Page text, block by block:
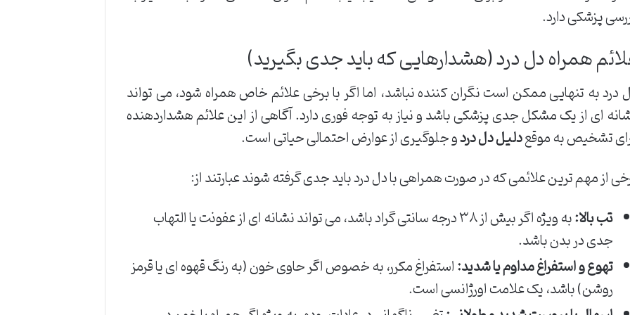
پزشکی دارد.
همراه دل درد (هشدارهایی که باید جدی بگیرید)
درد به تنهایی ممکن است نگران کننده نباشد، اما اگر با برخی علائم خاص همراه شود، می تواند
ای از یک مشکل جدی پزشکی باشد و نیاز به توجه فوری دارد. آگاهی از این علائم هشداردهنده
تشخیص به موقعدلیل دل دردو جلوگیری از عوارض احتمالی حیاتی است.
از مهم ترین علائمی که در صورت همراهی با دل درد باید جدی گرفته شوند عبارتند از:
تب بالا:
به ویژه اگر بیش از ۳۸ درجه سانتی گراد باشد، می تواند نشانه ای از عفونت یا التهاب
جدی در بدن باشد.
تهوع و استفراغ مداوم یا شدید:استفراغ مکرر، به خصوص اگر حاوی خون (به رنگ قهوه ای یا قرمز
روشن) باشد، یک علامت اورژانسی است.